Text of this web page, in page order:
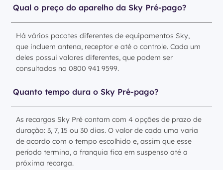
Qual o preço do aparelho da Sky Pré-pago?
Há vários pacotes diferentes de equipamentos Sky,
que incluem antena, receptor e até o controle. Cada um
deles possui valores diferentes, que podem ser
consultados no 0800 941 9599.
Quanto tempo dura o Sky Pré-pago?
As recargas Sky Pré contam com 4 opções de prazo de
duração: 3, 7, 15 ou 30 dias. O valor de cada uma varia
de acordo com o tempo escolhido e, assim que esse
período termina, a franquia fica em suspenso até a
próxima recarga.